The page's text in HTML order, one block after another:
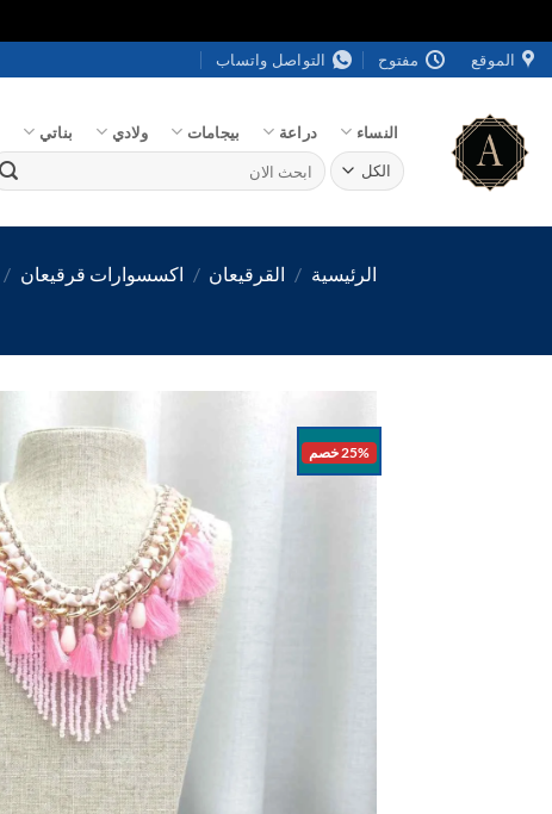
تخطي
للمحتوى
الموقع مفتوح التواصل واتساب
النساء دراعة بيجامات ولادي بناتي
البحث
عن:
الرئيسية / القرقيعان / اكسسوارات قرقيعان /
25% خصم